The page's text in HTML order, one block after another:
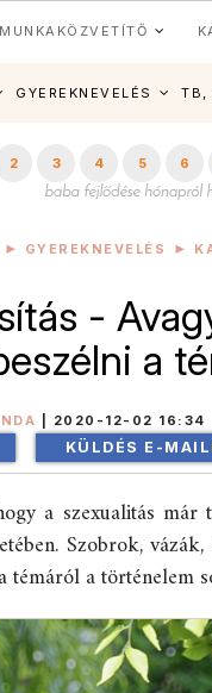
MUNKAKÖZVETÍTŐ
GYEREKNEVELÉS TB,
2 3 4 5 6
GYEREKNEVELÉS
-
a
2020-12-02 16:34
KÜLDÉS E-
a szexualitás már
Szobrok,
témáról a történelem